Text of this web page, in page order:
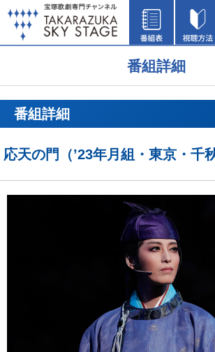
番組詳細
番組詳細
応天の門（’23年月組・東京・千